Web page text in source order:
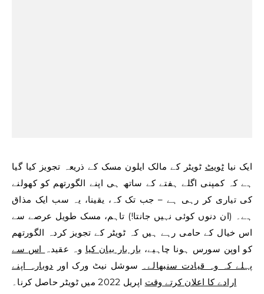
ایک نیاٹویٹ ٹویٹر کے مالک ایلون مسک کے ذریعہ تجویز کیا گیا
ہے کہ کمپنی اگلے ہفتے کے ساتھ ہی اپنے الگورتھم کو کھولنے
کی تیاری کر رہی ہے – جب تک کہ، یقینا، یہ سب ایک مذاق
ہے۔ (ان دنوں کوئی نہیں جانتا!) تاہم، مسک طویل عرصے سے
اس خیال کے حامی رہے ہیں کہ ٹویٹر کے تجویز کردہ الگورتھم
کو اوپن سورس ہونا چاہیے، بار بار بیان کیا وہ عقیدہ اس سے
پہلے کہ وہ قیادت سنبھالے۔ سوشل نیٹ ورک اور دوبارہ اپنے
ارادے کا اعلان کرتے وقت اپریل 2022 میں ٹویٹر حاصل کرنا۔